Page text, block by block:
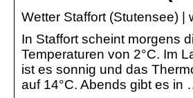
Wetter Staffort (Stutensee) |
In Staffort scheint morgens
Temperaturen von 2°C. Im
ist es sonnig und das
auf 14°C. Abends gibt es in